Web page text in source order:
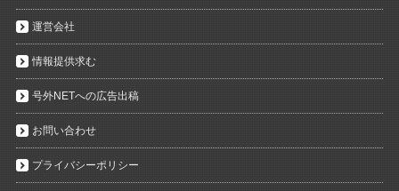
運営会社
情報提供求む
号外NETへの広告出稿
お問い合わせ
プライバシーポリシー